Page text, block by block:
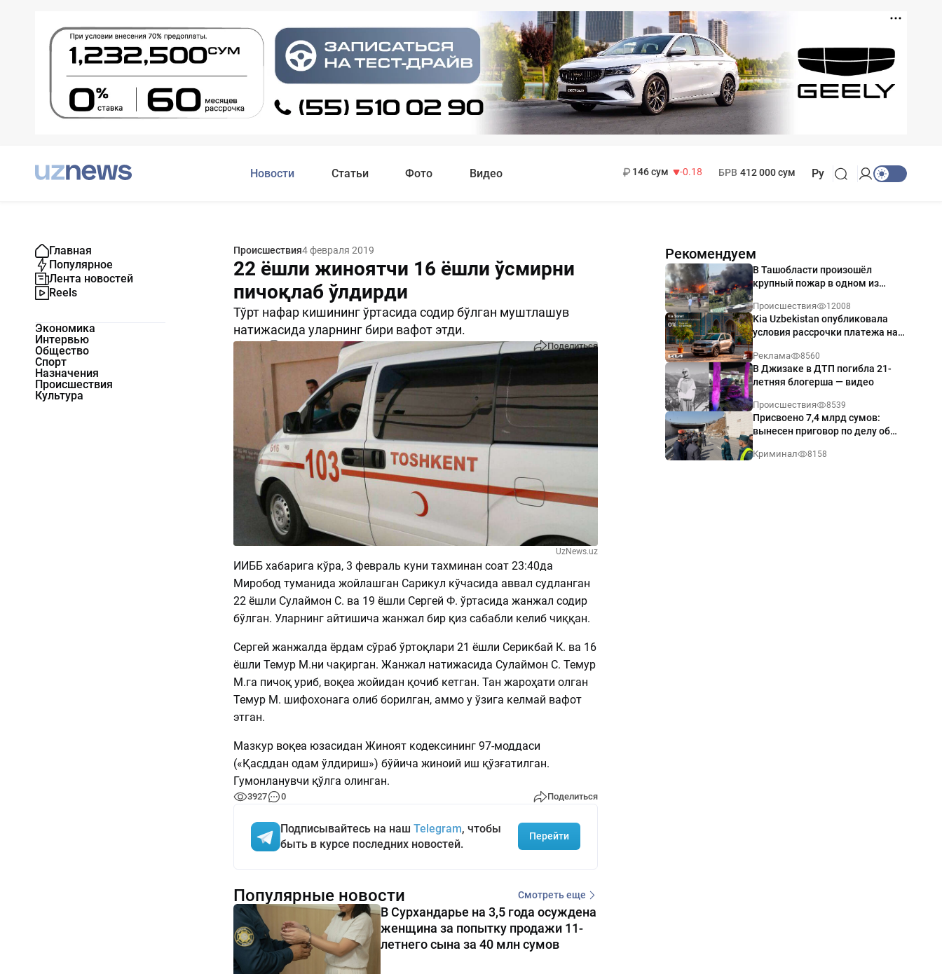
Новости Статьи Фото Видео
146 сум
-0.18
БРВ 412 000 сум Ру
Главная
Популярное
Лента новостей
Reels
Экономика
Интервью
Общество
Спорт
Назначения
Происшествия
Культура
Происшествия4 февраля 2019
22 ёшли жиноятчи 16 ёшли ўсмирни
пичоқлаб ўлдирди
Тўрт нафар кишининг ўртасида содир бўлган муштлашув
натижасида уларнинг бири вафот этди.
3927 Поделиться
UzNews.uz
ИИББ хабарига кўра, 3 февраль куни тахминан соат 23:40да
Миробод туманида жойлашган Сарикул кўчасида аввал судланган
22 ёшли Сулаймон С. ва 19 ёшли Сергей Ф. ўртасида жанжал содир
бўлган. Уларнинг айтишича жанжал бир қиз сабабли келиб чиққан.
Сергей жанжалда ёрдам сўраб ўртоқлари 21 ёшли Серикбай К. ва 16
ёшли Темур М.ни чақирган. Жанжал натижасида Сулаймон С. Темур
М.га пичоқ уриб, воқеа жойидан қочиб кетган. Тан жароҳати олган
Темур М. шифохонага олиб борилган, аммо у ўзига келмай вафот
этган.
Мазкур воқеа юзасидан Жиноят кодексининг 97-моддаси
(«Қасддан одам ўлдириш») бўйича жиноий иш қўзғатилган.
Гумонланувчи қўлга олинган.
3927 0 Поделиться
Подписывайтесь на наш Telegram, чтобы
быть в курсе последних новостей.
Перейти
Рекомендуем
В Ташобласти произошёл
крупный пожар в одном из
Происшествия 12008
Kia Uzbekistan опубликовала
условия рассрочки платежа на
годовых
Реклама 8560
В Джизаке в ДТП погибла 21-
летняя блогерша — видео
Происшествия 8539
Присвоено 7,4 млрд сумов:
вынесен приговор по делу об
Ташкенте
Криминал 8158
Популярные новости Смотреть еще
В Сурхандарье на 3,5 года осуждена
женщина за попытку продажи 11-
летнего сына за 40 млн сумов